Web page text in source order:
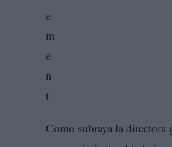
Como subraya la directora